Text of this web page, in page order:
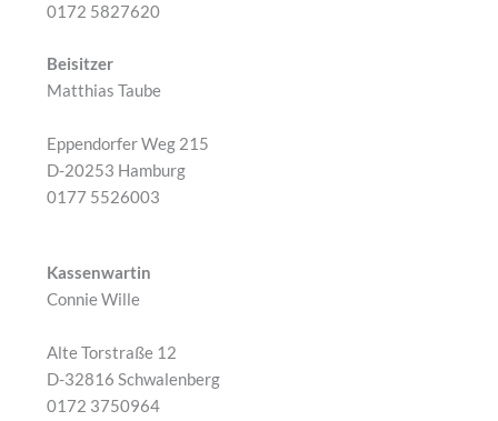
0172 5827620
Beisitzer
Matthias Taube
Eppendorfer Weg 215
D-20253 Hamburg
0177 5526003
Kassenwartin
Connie Wille
Alte Torstraße 12
D-32816 Schwalenberg
0172 3750964